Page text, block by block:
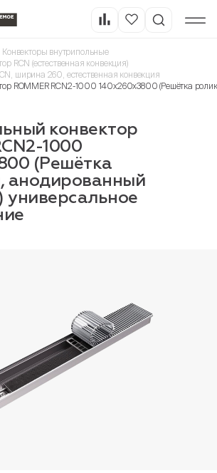
Конвекторы внутрипольные
RCN (естественная конвекция)
ширина 260, естественная конвекция
ROMMER RCN2-1000 140х260х3800 (Решётка
конвектор
1000
(Решётка
анодированный